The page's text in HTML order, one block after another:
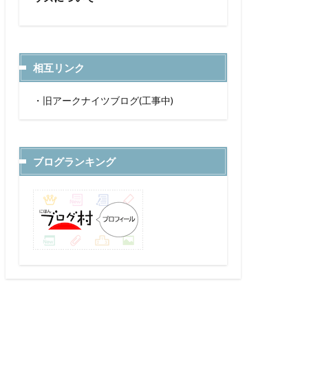
相互リンク
・ 旧アークナイツブログ(工事中)
ブログランキング